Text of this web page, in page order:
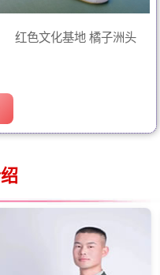
红色文化基地 橘子洲头